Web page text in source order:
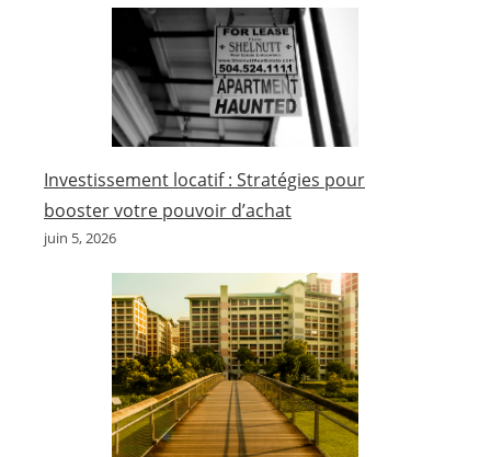
Investissement locatif : Stratégies pour
booster votre pouvoir d’achat
juin 5, 2026